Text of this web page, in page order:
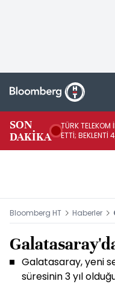
SON
DAKİKA
TÜRK TELEKOM
ETTİ; BEKLENTİ
Bloomberg HT Haberler
Galatasaray, yeni
süresinin 3 yıl